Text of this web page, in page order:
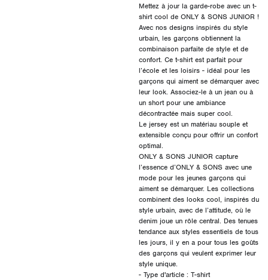
Mettez à jour la garde-robe avec un t-
shirt cool de ONLY & SONS JUNIOR !
Avec nos designs inspirés du style
urbain, les garçons obtiennent la
combinaison parfaite de style et de
confort. Ce t-shirt est parfait pour
l’école et les loisirs - idéal pour les
garçons qui aiment se démarquer avec
leur look. Associez-le à un jean ou à
un short pour une ambiance
décontractée mais super cool.
Le jersey est un matériau souple et
extensible conçu pour offrir un confort
optimal.
ONLY & SONS JUNIOR capture
l’essence d’ONLY & SONS avec une
mode pour les jeunes garçons qui
aiment se démarquer. Les collections
combinent des looks cool, inspirés du
style urbain, avec de l’attitude, où le
denim joue un rôle central. Des tenues
tendance aux styles essentiels de tous
les jours, il y en a pour tous les goûts
des garçons qui veulent exprimer leur
style unique.
- Type d'article : T-shirt